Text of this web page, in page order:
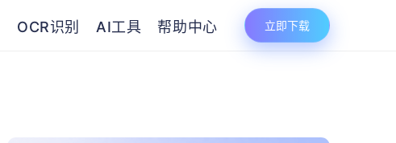
OCR识别 AI工具 帮助中心 立即下载